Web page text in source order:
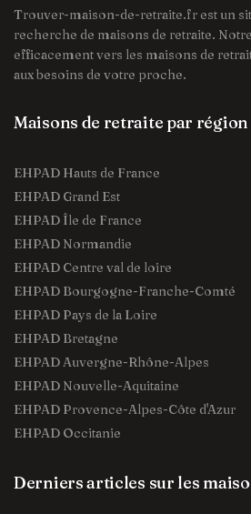
Trouver-maison-de-retraite.fr est un
recherche de maisons de retraite.
efficacement vers les maisons de
aux besoins de votre proche.
Maisons de retraite par région
EHPAD Hauts de France
EHPAD Grand Est
EHPAD Île de France
EHPAD Normandie
EHPAD Centre val de loire
EHPAD Bourgogne-Franche-Comté
EHPAD Pays de la Loire
EHPAD Bretagne
EHPAD Auvergne-Rhône-Alpes
EHPAD Nouvelle-Aquitaine
EHPAD Provence-Alpes-Côte d'Azur
EHPAD Occitanie
Derniers articles sur les